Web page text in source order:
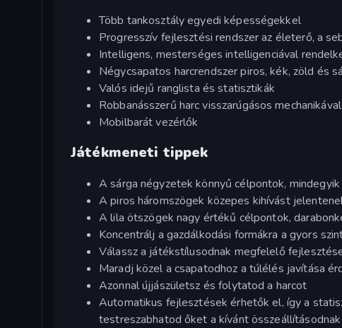
Több tankosztály egyedi képességekkel
Progresszív fejlesztési rendszer az életerő, a
Intelligens, mesterséges intelligenciával
Négycsapatos harcrendszer piros, kék, zöld és
Valós idejű ranglista és statisztikák
Robbanásszerű harc visszarúgásos mechanikával
Mobilbarát vezérlők
Játékmeneti tippek
A sárga négyzetek könnyű célpontok,
A piros háromszögek közepes kihívást
A lila ötszögek nagy értékű célpontok,
Koncentrálj a gazdálkodási formákra a gyors
Válassz a játékstílusodnak megfelelő
Maradj közel a csapatodhoz a túlélés javítása
Azonnal újjászületsz és folytatod a harcot
Automatikus fejlesztések érhetők el, így a
testreszabhatod őket a kívánt